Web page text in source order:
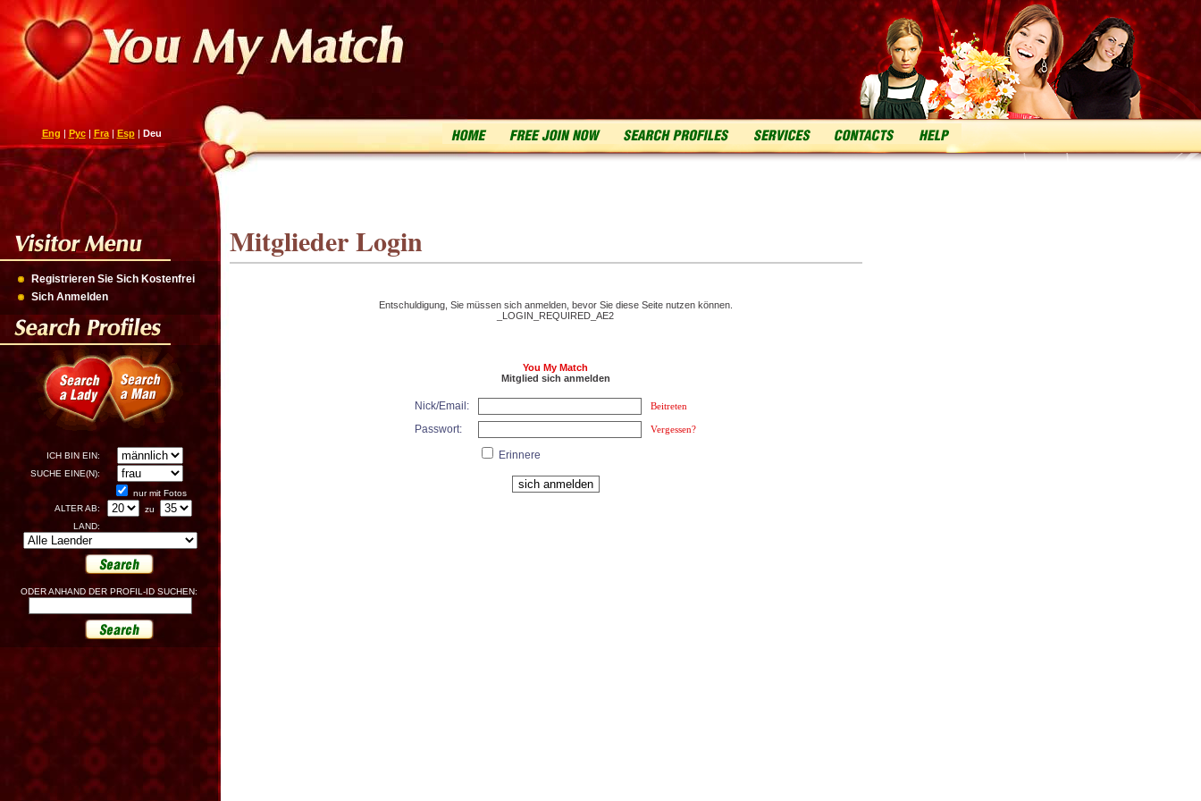
Eng | Рус| Fra| Esp| Deu
Registrieren Sie Sich Kostenfrei
Sich Anmelden
ICH BIN EIN:
SUCHE EINE(N):
nur mit Fotos
ALTER AB:
zu
LAND:
ODER ANHAND DER PROFIL-ID SUCHEN:
Mitglieder Login
Entschuldigung, Sie müssen sich anmelden, bevor Sie diese Seite nutzen können.
_LOGIN_REQUIRED_AE2
You My Match
Mitglied sich anmelden
Nick/Email: Beitreten
Passwort: Vergessen?
Erinnere